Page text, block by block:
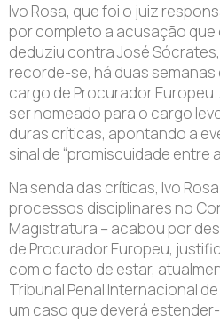
Ivo Rosa, que foi o juiz
por completo a acusação que
deduziu contra José
recorde-se, há duas
cargo de Procurador
ser nomeado para o cargo
duras críticas, apontando a
sinal de “promiscuidade entre
Na senda das críticas, Ivo
processos disciplinares no
Magistratura – acabou por
de Procurador Europeu,
com o facto de estar,
Tribunal Penal Internacional
um caso que deverá